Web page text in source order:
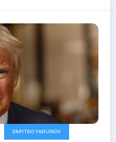
DMYTRO YAGUNOV